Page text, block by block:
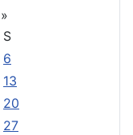
»
S
6
13
20
27